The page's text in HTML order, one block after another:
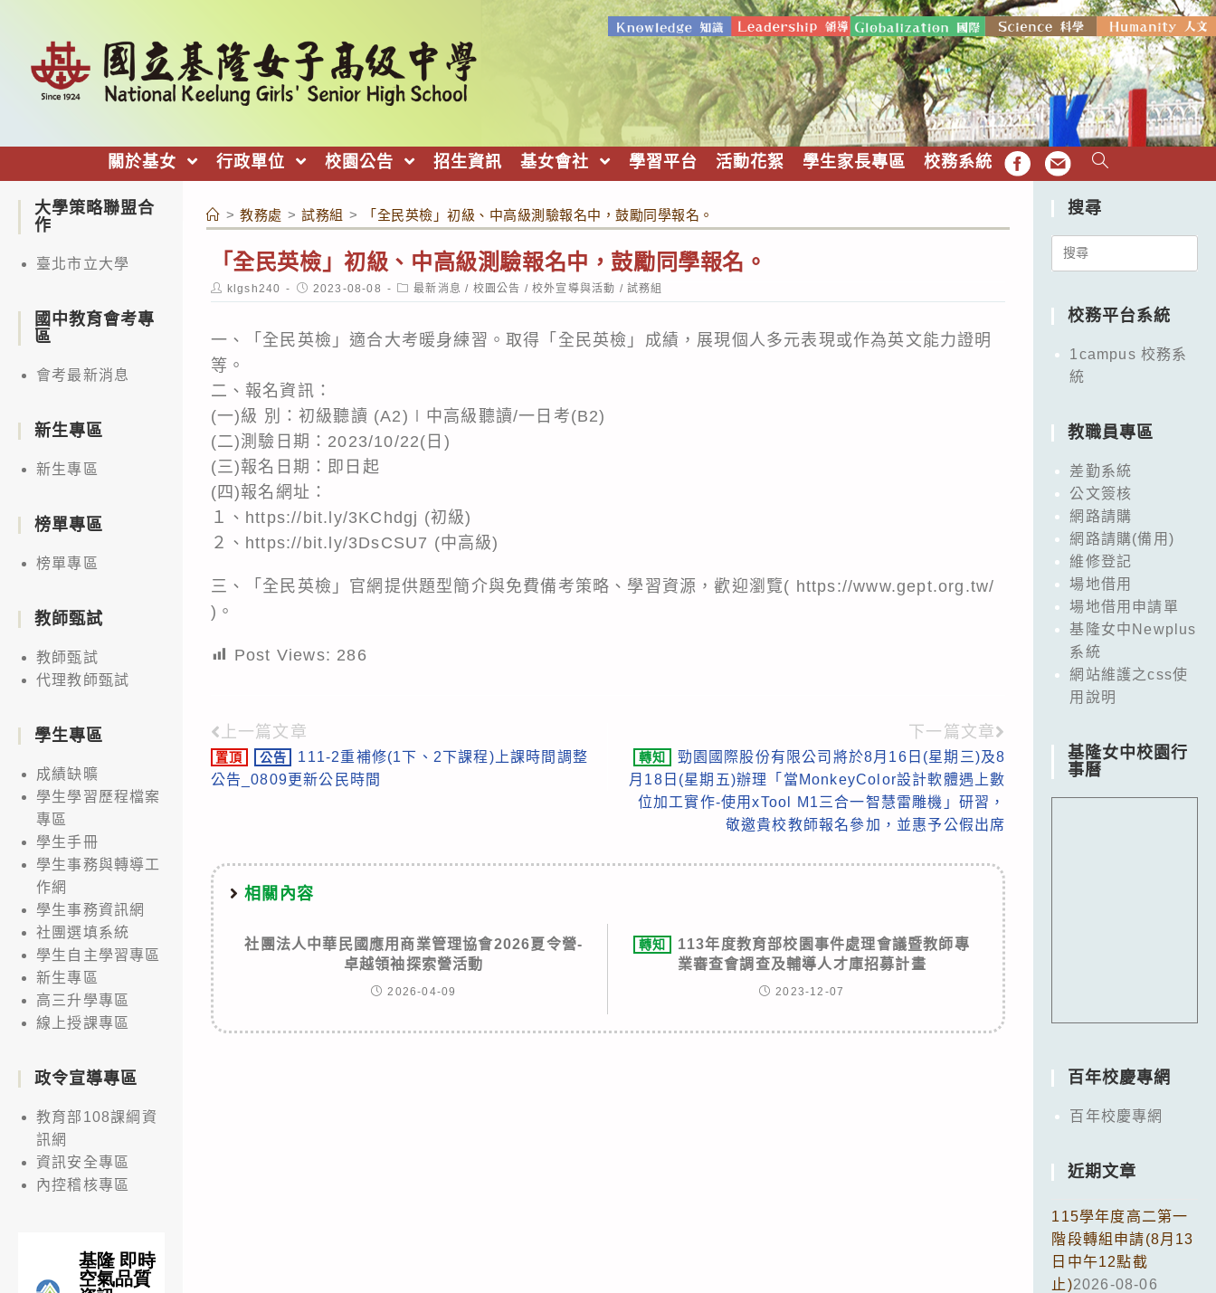
關於基女 行政單位 校園公告 招生資訊 基女會社 學習平台 活動花絮 學生家長專區 校務系統 FB EMAIL
> 教務處 > 試務組 > 「全民英檢」初級、中高級測驗報名中，鼓勵同學報名。
「全民英檢」初級、中高級測驗報名中，鼓勵同學報名。
Post
author:
klgsh240
Post
published:
2023-08-08
Post
category:
最新消息 / 校園公告 / 校外宣導與活動 / 試務組
一、「全民英檢」適合大考暖身練習。取得「全民英檢」成績，展現個人多元表現或作為英文能力證明
等。
二、報名資訊：
(一)級 別：初級聽讀 (A2)∣中高級聽讀/一日考(B2)
(二)測驗日期：2023/10/22(日)
(三)報名日期：即日起
(四)報名網址：
１、https://bit.ly/3KChdgj (初級)
２、https://bit.ly/3DsCSU7 (中高級)
三、「全民英檢」官網提供題型簡介與免費備考策略、學習資源，歡迎瀏覽( https://www.gept.org.tw/
)。
Post Views: 286
Read
more
上一篇文章
置頂 公告
111-2重補修(1下、2下課程)上課時間調整
公告_0809更新公民時間
下一篇文章
轉知
勁園國際股份有限公司將於8月16日(星期三)及8
月18日(星期五)辦理「當MonkeyColor設計軟體遇上數
位加工實作-使用xTool M1三合一智慧雷雕機」研習，
敬邀貴校教師報名參加，並惠予公假出席
相關內容
社團法人中華民國應用商業管理協會2026夏令營-
卓越領袖探索營活動
2026-04-09
轉知
113年度教育部校園事件處理會議暨教師專
業審查會調查及輔導人才庫招募計畫
2023-12-07
大學策略聯盟合
作
臺北市立大學
國中教育會考專
區
會考最新消息
新生專區
新生專區
榜單專區
榜單專區
教師甄試
教師甄試
代理教師甄試
學生專區
成績缺曠
學生學習歷程檔案
專區
學生手冊
學生事務與轉導工
作網
學生事務資訊網
社團選填系統
學生自主學習專區
新生專區
高三升學專區
線上授課專區
政令宣導專區
教育部108課綱資
訊網
資訊安全專區
內控稽核專區
搜尋
Search
校務平台系統
1campus 校務系
統
教職員專區
差勤系統
公文簽核
網路請購
網路請購(備用)
維修登記
場地借用
場地借用申請單
基隆女中Newplus
系統
網站維護之css使
用說明
基隆女中校園行
事曆
百年校慶專網
百年校慶專網
近期文章
115學年度高二第一
階段轉組申請(8月13
日中午12點截
止)2026-08-06